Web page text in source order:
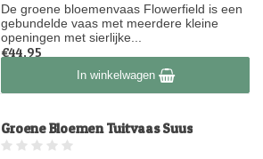
De groene bloemenvaas Flowerfield is een
gebundelde vaas met meerdere kleine
openingen met sierlijke...
€44,95
Op voorraadIn winkelwagen
Groene Bloemen Tuitvaas Suus